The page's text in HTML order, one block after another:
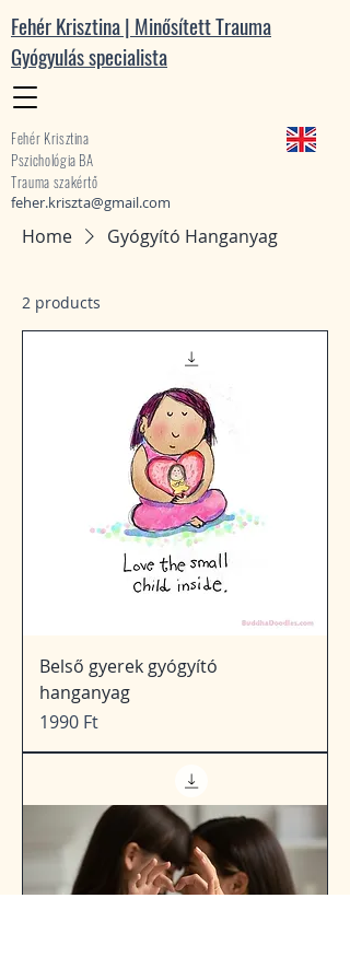
Fehér Krisztina
Pszichológia BA
Trauma szakértő
feher.kriszta@gmail.com
Fehér Krisztina | Minősített Trauma
Gyógyulás specialista
Home Gyógyító Hanganyag
2 products
Belső gyerek gyógyító
hanganyag
Price
1990 Ft